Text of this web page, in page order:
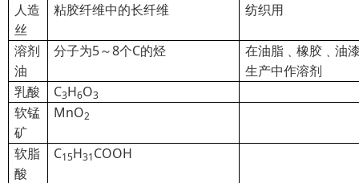
人造
丝
粘胶纤维中的长纤维 纺织用
溶剂
油
分子为5～8个C的烃
在油脂﹑橡胶﹑油
生产中作溶剂
乳酸
C3H6O3
软锰
矿
MnO2
软脂
酸
C15H31COOH